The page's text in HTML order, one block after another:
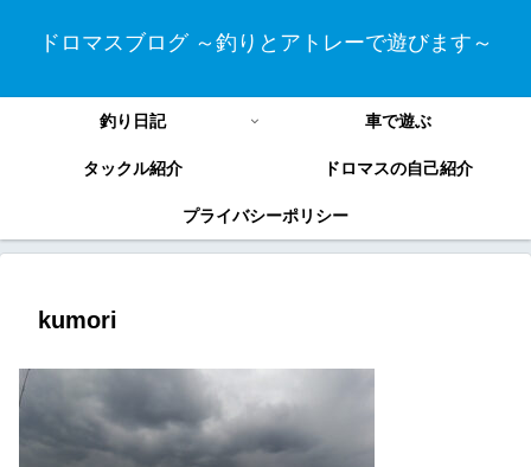
ドロマスブログ ～釣りとアトレーで遊びます～
釣り日記 車で遊ぶ
タックル紹介 ドロマスの自己紹介
プライバシーポリシー
kumori